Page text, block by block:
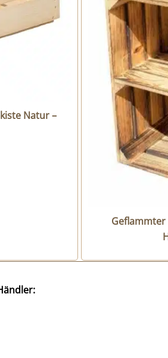
Natur –